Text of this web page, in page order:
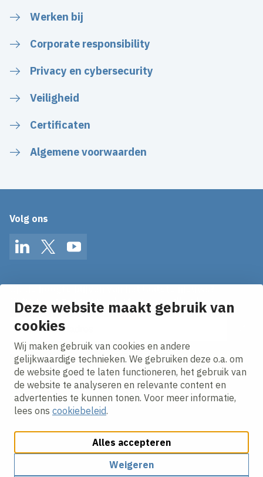
Deze website maakt gebruik van
cookies
Wij maken gebruik van cookies en andere
gelijkwaardige technieken. We gebruiken deze o.a. om
de website goed te laten functioneren, het gebruik van
de website te analyseren en relevante content en
advertenties te kunnen tonen. Voor meer informatie,
lees ons cookiebeleid.
Alles accepteren
Weigeren
Werken bij
Corporate responsibility
Privacy en cybersecurity
Veiligheid
Certificaten
Algemene voorwaarden
Volg ons
LinkedInTwitterYouTube
Ontvang onze nieuws alerts in je mailbox!
E-mailadres
Ik ga akkoord met hetprivacy statement.
Cookies aanpassenCookie beleidPrivacy policy